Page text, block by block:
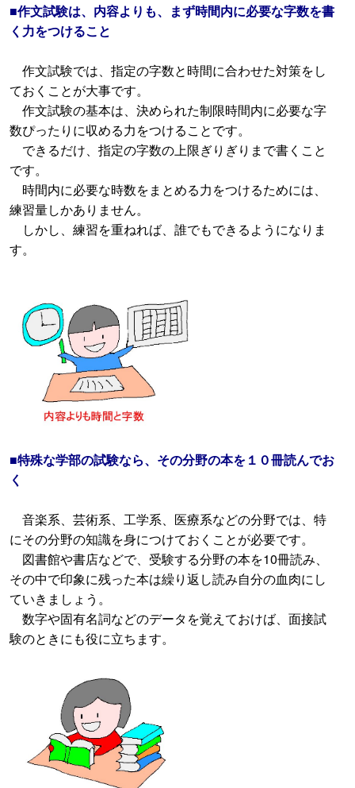
■作文試験は、内容よりも、まず時間内に必要な字数を書
く力をつけること
作文試験では、指定の字数と時間に合わせた対策をし
ておくことが大事です。
作文試験の基本は、決められた制限時間内に必要な字
数ぴったりに収める力をつけることです。
できるだけ、指定の字数の上限ぎりぎりまで書くこと
です。
時間内に必要な時数をまとめる力をつけるためには、
練習量しかありません。
しかし、練習を重ねれば、誰でもできるようになりま
す。
■特殊な学部の試験なら、その分野の本を１０冊読んでお
く
音楽系、芸術系、工学系、医療系などの分野では、特
にその分野の知識を身につけておくことが必要です。
図書館や書店などで、受験する分野の本を10冊読み、
その中で印象に残った本は繰り返し読み自分の血肉にし
ていきましょう。
数字や固有名詞などのデータを覚えておけば、面接試
験のときにも役に立ちます。